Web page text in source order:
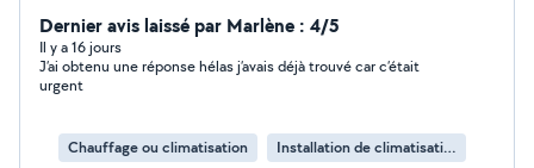
Dernier avis laissé par Marlène : 4/5
Il y a 16 jours
J’ai obtenu une réponse hélas j’avais déjà trouvé car c’était
urgent
Chauffage ou climatisation Installation de climatisation